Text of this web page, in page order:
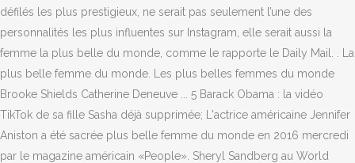
défilés les plus prestigieux, ne serait pas seulement l’une des
personnalités les plus influentes sur Instagram, elle serait aussi la
femme la plus belle du monde, comme le rapporte le Daily Mail. . La
plus belle femme du monde. Les plus belles femmes du monde
Brooke Shields Catherine Deneuve ... 5 Barack Obama : la vidéo
TikTok de sa fille Sasha déjà supprimée; L'actrice américaine Jennifer
Aniston a été sacrée plus belle femme du monde en 2016 mercredi
par le magazine américain «People». Sheryl Sandberg au World